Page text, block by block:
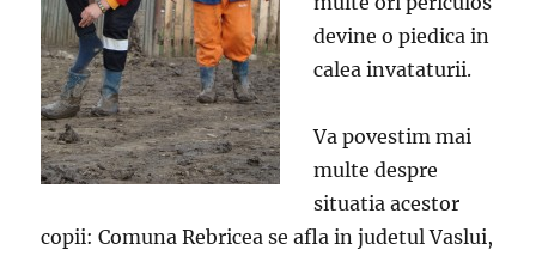
devine o piedica in
calea invataturii.
Va povestim mai
multe despre
situatia acestor
copii: Comuna Rebricea se afla in judetul Vaslui,